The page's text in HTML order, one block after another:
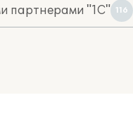
партнерами "1С" 116